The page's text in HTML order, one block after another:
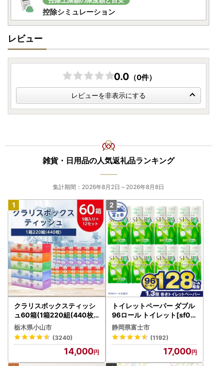
【返礼品のお届けにつきまして】
例年10月以降はご寄付が集中し一部の返礼品につきましては
ます。
お早めのお申し込みをお願いします。
お問い合わせ窓口につきまして
問い合わせ内容により対応窓口が異なります。
ご不便をおかけしますが、今一度内容をご確認の上お手続き
【ワンストップ特例申請書送付先】
佐賀県西松浦郡有田町立部乙2202番地
請の受付に関すること】
◆有田町コールセンター
TEL：050-3172-5425（平日9:00～17:15）
mail：saga.arita@do-furusato.jp
【返礼品に関すること(詳細・配送等)】
◆有田町ふるさと納税サポートセンター
TEL:0955-29-8322
メール:fulusato@aritacci.jp
受付時間:平日9:00～17:00
※メールでのお問い合わせの場合、(1)寄附者名、(2)ご利用の
ポータルサイト名、(3)お電話番号、(4)お申込み日を、必ず
明記ください。
【お礼の品の破損・欠陥品に関して】
万が一、お礼の品に破損や欠陥等の不具合があった場合は、
お礼の品の状態を撮影していただき、画像データをメールに
控除シミュレーション
レビュー
0.0 （0件）
レビューを非表示にする
雑貨・日用品の人気返礼品ランキング
集計期間：2026年8月2日～2026年8月8日
クラリスボックスティッシ
ュ60箱(1箱220組(440枚))
(5個入り×12セット)【配送
不可地域：離島・沖縄県】
【1256759】
栃木県小山市
(3240)
14,000
トイレットペーパー ダブル
96ロール トイレット[sf00
1-012]
静岡県富士市
(1192)
17,000